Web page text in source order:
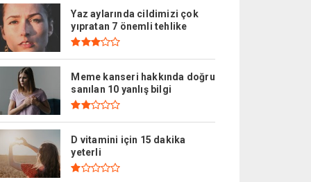
Yaz aylarında cildimizi çok
yıpratan 7 önemli tehlike
Meme kanseri hakkında doğru
sanılan 10 yanlış bilgi
D vitamini için 15 dakika
yeterli